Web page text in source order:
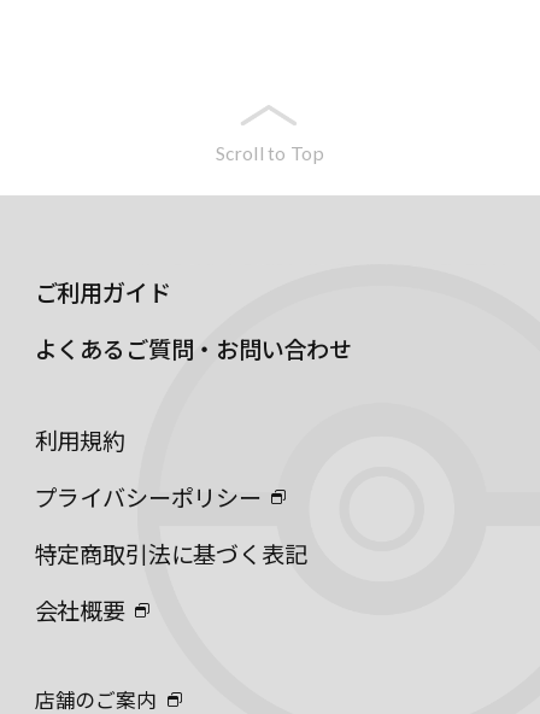
Scroll to Top
ご利用ガイド
よくあるご質問・お問い合わせ
利用規約
プライバシーポリシー
特定商取引法に基づく表記
会社概要
店舗のご案内